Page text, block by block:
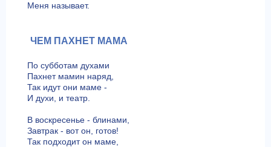
Меня называет.
ЧЕМ ПАХНЕТ МАМА
По субботам духами
Пахнет мамин наряд,
Так идут они маме -
И духи, и театр.
В воскресенье - блинами,
Завтрак - вот он, готов!
Так подходит он маме,